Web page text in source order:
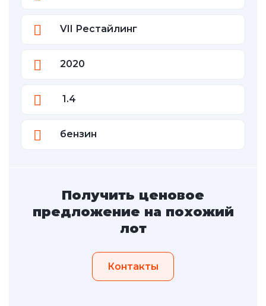
VII Рестайлинг
2020
1.4
бензин
Получить ценовое
предложение на похожий
лот
Контакты